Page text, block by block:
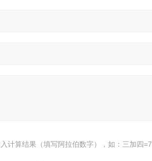
计算结果（填写阿拉伯数字），如：三加四=7